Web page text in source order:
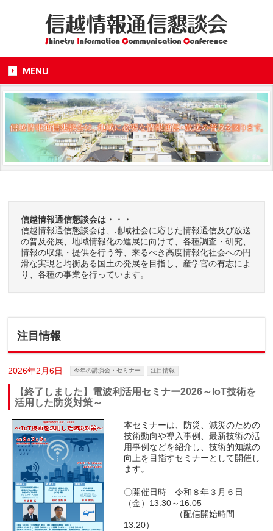
MENU
信越情報通信懇談会は・・・
信越情報通信懇談会は、地域社会に応じた情報通信及び放送
の普及発展、地域情報化の進展に向けて、各種調査・研究、
情報の収集・提供を行う等、来るべき高度情報化社会への円
滑な実現と均衡ある国土の発展を目指し、産学官の有志によ
り、各種の事業を行っています。
注目情報
2026年2月6日 今年の講演会・セミナー 注目情報
【終了しました】電波利活用セミナー2026～IoT技術を
活用した防災対策～
本セミナーは、防災、減災のための
技術動向や導入事例、最新技術の活
用事例などを紹介し、技術的知識の
向上を目指すセミナーとして開催し
ます。
〇開催日時 令和８年３月６日
（金）13:30～16:05
（配信開始時間
13:20）